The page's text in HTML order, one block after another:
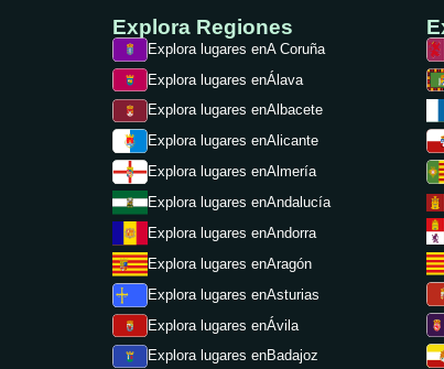
Explora Regiones
Explora lugares enA Coruña
Explora lugares enÁlava
Explora lugares enAlbacete
Explora lugares enAlicante
Explora lugares enAlmería
Explora lugares enAndalucía
Explora lugares enAndorra
Explora lugares enAragón
Explora lugares enAsturias
Explora lugares enÁvila
Explora lugares enBadajoz